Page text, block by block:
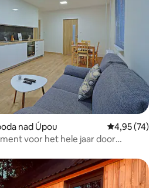
nad Úpou Gemiddelde
4,95 (74)
voor het hele jaar door